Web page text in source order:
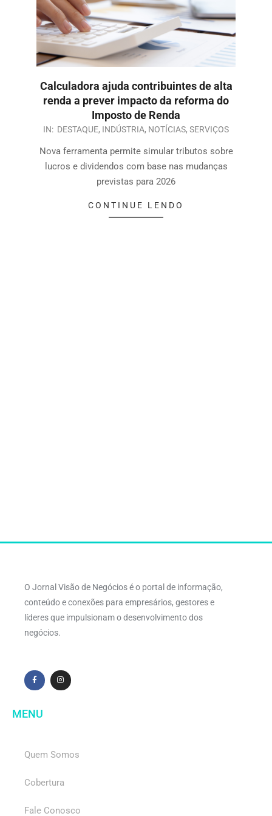
Calculadora ajuda contribuintes de alta
renda a prever impacto da reforma do
Imposto de Renda
IN: DESTAQUE, INDÚSTRIA, NOTÍCIAS, SERVIÇOS
Nova ferramenta permite simular tributos sobre
lucros e dividendos com base nas mudanças
previstas para 2026
CONTINUE LENDO
O Jornal Visão de Negócios é o portal de informação,
conteúdo e conexões para empresários, gestores e
líderes que impulsionam o desenvolvimento dos
negócios.
MENU
Quem Somos
Cobertura
Fale Conosco